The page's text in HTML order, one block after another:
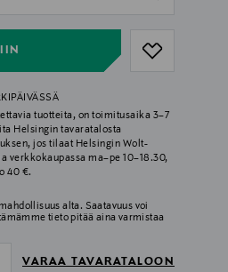
tuotteita, on toimitusaika 3–7
Helsingin tavaratalosta
jos tilaat Helsingin Wolt-
verkkokaupassa ma–pe 10–18.30,
40 €.
alta. Saatavuus voi
tieto pitää aina varmistaa
VARAA TAVARATALOON